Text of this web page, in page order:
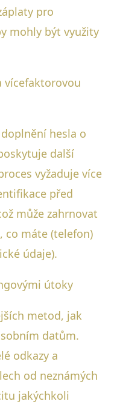
pro
mohly být využity
vícefaktorovou
hesla o
další
vyžaduje více
před
může zahrnovat
co máte (telefon)
údaje).
útoky
metod, jak
datům.
odkazy a
od neznámých
jakýchkoli